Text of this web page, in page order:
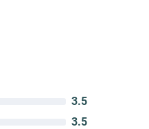
3.5
3.5